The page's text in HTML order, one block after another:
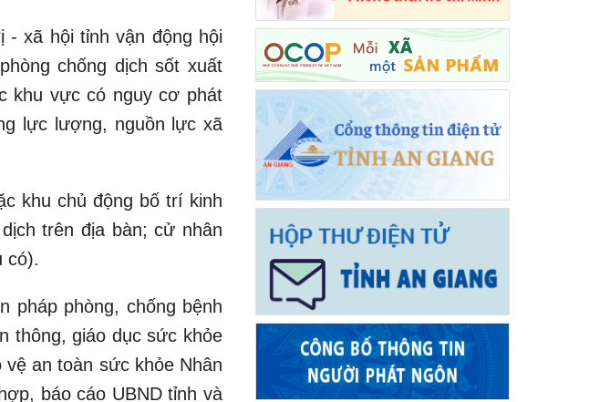
- xã hội tỉnh vận động hội
chống dịch sốt xuất
khu vực có nguy cơ phát
lực lượng, nguồn lực xã
khu chủ động bố trí kinh
trên địa bàn; cử nhân
có).
pháp phòng, chống bệnh
thông, giáo dục sức khỏe
an toàn sức khỏe Nhân
báo cáo UBND tỉnh và